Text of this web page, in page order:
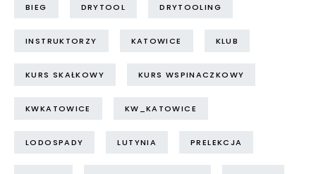
BIEG DRYTOOL DRYTOOLING
INSTRUKTORZY KATOWICE KLUB
KURS SKAŁKOWY KURS WSPINACZKOWY
KWKATOWICE KW_KATOWICE
LODOSPADY LUTYNIA PRELEKCJA